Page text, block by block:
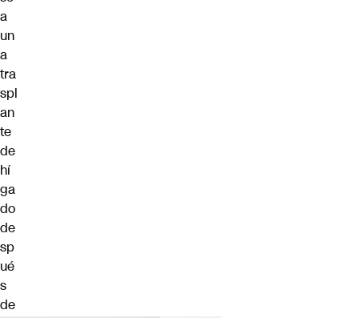
a
un
a
tra
spl
an
te
de
hí
ga
do
de
sp
ué
s
de